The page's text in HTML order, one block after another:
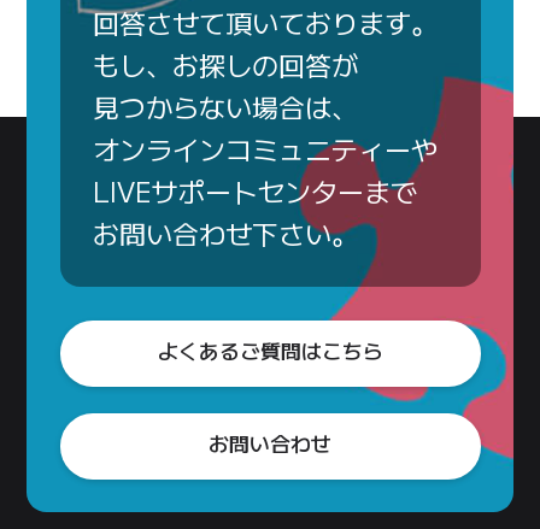
回答させて頂いております。
もし、 お探しの回答が
見つからない場合は、
オンラインコミュニティーや
LIVEサポートセンターまで
お問い合わせ下さい。
よくあるご質問はこちら
お問い合わせ